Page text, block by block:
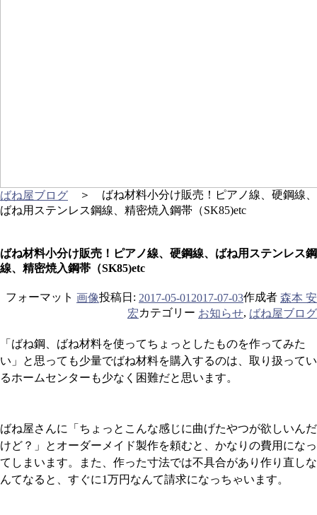
ばね屋ブログ ＞ ばね材料小分け販売！ピアノ線、硬鋼線、
ばね用ステンレス鋼線、精密焼入鋼帯（SK85)etc
ばね材料小分け販売！ピアノ線、硬鋼線、ばね用ステンレス鋼
線、精密焼入鋼帯（SK85)etc
フォーマット 画像投稿日: 2017-05-012017-07-03作成者 森本 安
宏カテゴリー お知らせ, ばね屋ブログ
「ばね鋼、ばね材料を使ってちょっとしたものを作ってみた
い」と思っても少量でばね材料を購入するのは、取り扱ってい
るホームセンターも少なく困難だと思います。
ばね屋さんに「ちょっとこんな感じに曲げたやつが欲しいんだ
けど？」とオーダーメイド製作を頼むと、かなりの費用になっ
てしまいます。また、作った寸法では不具合があり作り直しな
んてなると、すぐに1万円なんて請求になっちゃいます。